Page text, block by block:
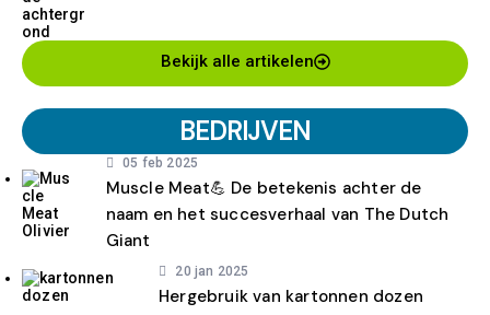
Bekijk alle artikelen
BEDRIJVEN
05 feb 2025
Muscle Meat💪 De betekenis achter de
naam en het succesverhaal van The Dutch
Giant
20 jan 2025
Hergebruik van kartonnen dozen